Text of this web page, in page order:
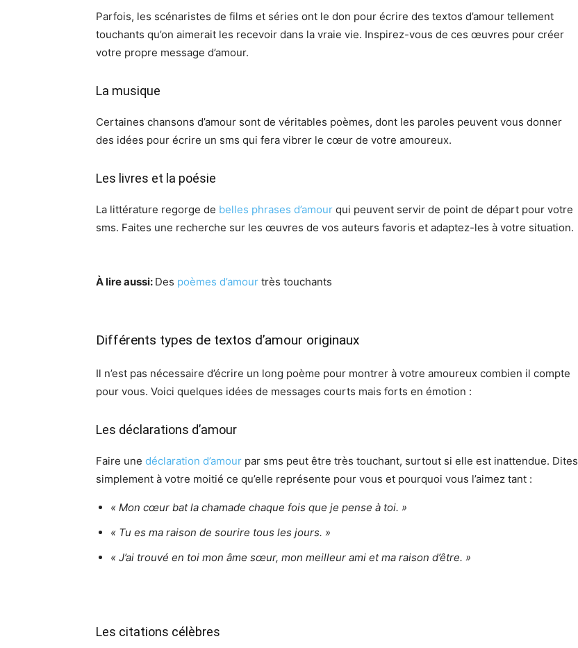
Parfois, les scénaristes de films et séries ont le don pour écrire des textos d’amour tellement
touchants qu’on aimerait les recevoir dans la vraie vie. Inspirez-vous de ces œuvres pour créer
votre propre message d’amour.
La musique
Certaines chansons d’amour sont de véritables poèmes, dont les paroles peuvent vous donner
des idées pour écrire un sms qui fera vibrer le cœur de votre amoureux.
Les livres et la poésie
La littérature regorge de belles phrases d’amour qui peuvent servir de point de départ pour votre
sms. Faites une recherche sur les œuvres de vos auteurs favoris et adaptez-les à votre situation.
À lire aussi: Des poèmes d’amour très touchants
Différents types de textos d’amour originaux
Il n’est pas nécessaire d’écrire un long poème pour montrer à votre amoureux combien il compte
pour vous. Voici quelques idées de messages courts mais forts en émotion :
Les déclarations d’amour
Faire une déclaration d’amour par sms peut être très touchant, surtout si elle est inattendue. Dites
simplement à votre moitié ce qu’elle représente pour vous et pourquoi vous l’aimez tant :
« Mon cœur bat la chamade chaque fois que je pense à toi. »
« Tu es ma raison de sourire tous les jours. »
« J’ai trouvé en toi mon âme sœur, mon meilleur ami et ma raison d’être. »
Les citations célèbres